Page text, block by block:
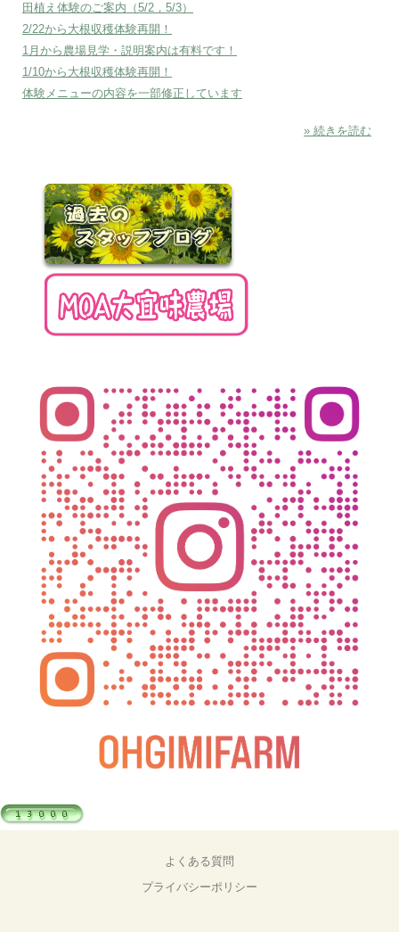
田植え体験のご案内（5/2，5/3）
2/22から大根収穫体験再開！
1月から農場見学・説明案内は有料です！
1/10から大根収穫体験再開！
体験メニューの内容を一部修正しています
» 続きを読む
よくある質問
プライバシーポリシー